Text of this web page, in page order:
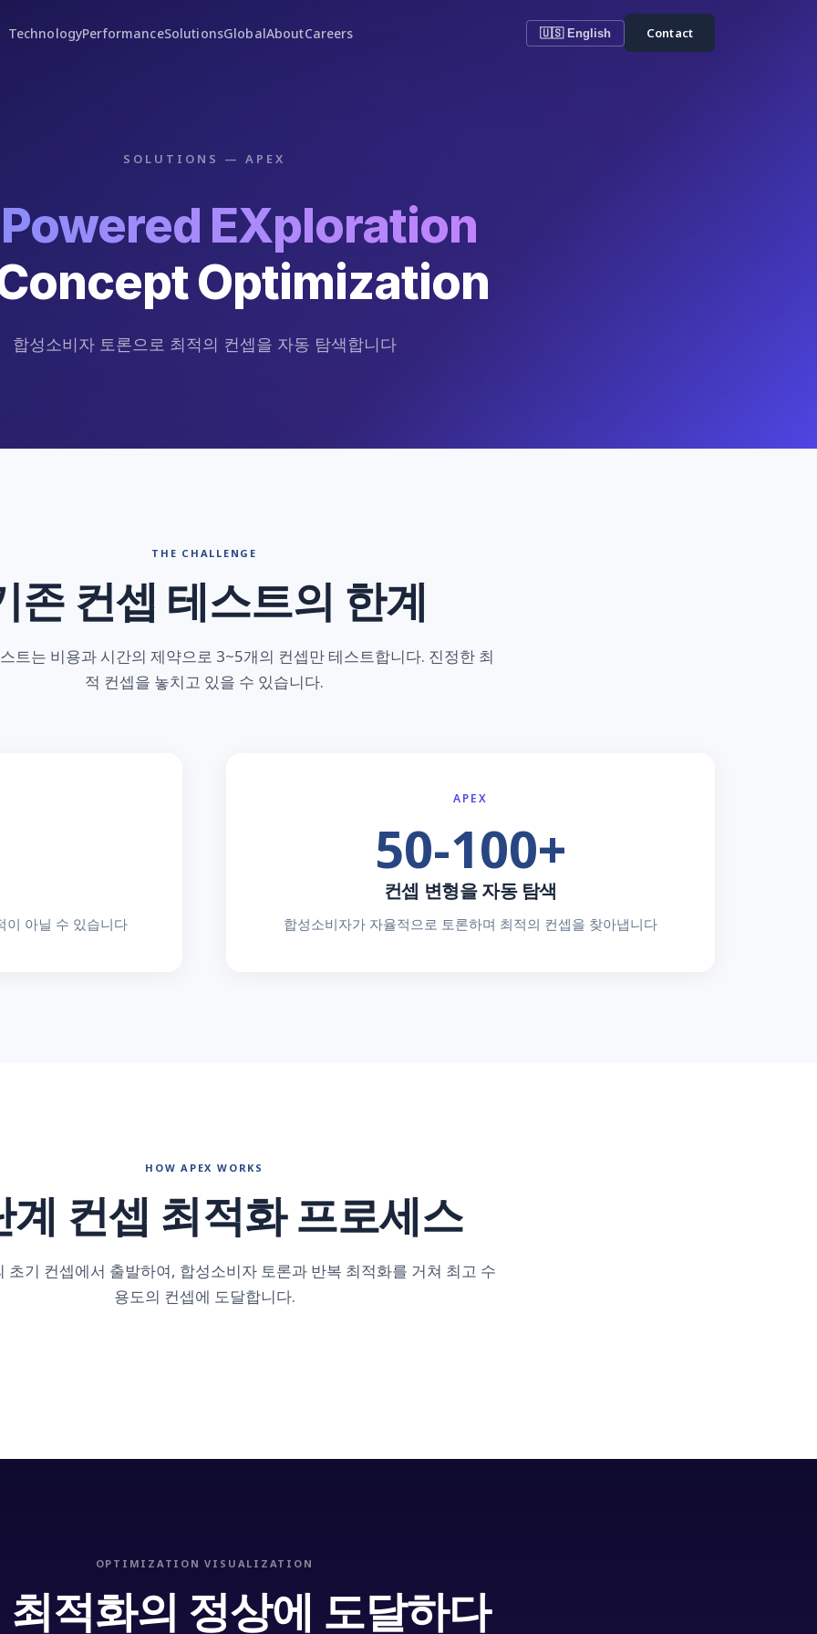
TechnologyPerformanceSolutionsGlobalAboutCareers 🇺🇸 English Contact
SOLUTIONS — APEX
EXploration
Optimization
합성소비자 토론으로 최적의 컨셉을 자동 탐색합니다
THE CHALLENGE
존 컨셉 테스트의 한계
트는 비용과 시간의 제약으로 3~5개의 컨셉만 테스트합니다. 진정한 최
적 컨셉을 놓치고 있을 수 있습니다.
아닐 수 있습니다
APEX
50-100+
컨셉 변형을 자동 탐색
합성소비자가 자율적으로 토론하며 최적의 컨셉을 찾아냅니다
HOW APEX WORKS
컨셉 최적화 프로세스
초기 컨셉에서 출발하여, 합성소비자 토론과 반복 최적화를 거쳐 최고 수
용도의 컨셉에 도달합니다.
제공합니다
OPTIMIZATION VISUALIZATION
최적화의 정상에 도달하다